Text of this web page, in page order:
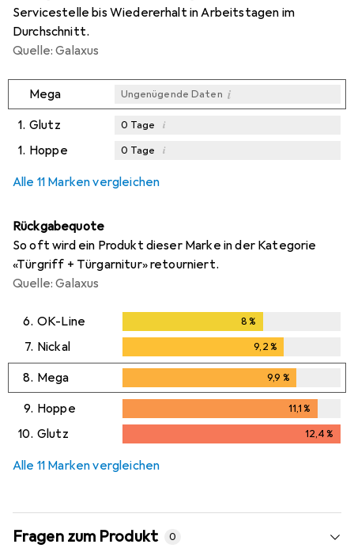
Servicestelle bis Wiedererhalt in Arbeitstagen im
Durchschnitt.
Quelle: Galaxus
Mega Ungenügende Daten i
1. Glutz 0 Tage i
1. Hoppe 0 Tage i
Alle 11 Marken vergleichen
Rückgabequote
So oft wird ein Produkt dieser Marke in der Kategorie
«Türgriff + Türgarnitur» retourniert.
Quelle: Galaxus
6. OK-Line 8%
7. Nickal 9,2%
8. Mega 9,9 %
9. Hoppe 11,1%
11,1%
10. Glutz 12,4%
Alle 11 Marken vergleichen
Fragen zum Produkt 0